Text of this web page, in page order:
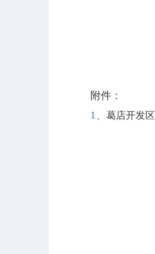
附件：
1、 葛店开发